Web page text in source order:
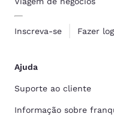
Inscreva-se Fazer
Ajuda
Suporte ao cliente
Informação sobre